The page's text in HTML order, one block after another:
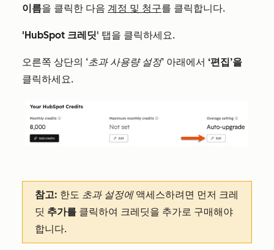
이름을 클릭한 다음 계정 및 청구를 클릭합니다.
'HubSpot 크레딧' 탭을 클릭하세요.
오른쪽 상단의 ‘초과 사용량 설정’ 아래에서 ‘편집’을
클릭하세요.
참고: 한도 초과 설정에액세스하려면 먼저 크레
딧 추가를 클릭하여 크레딧을 추가로 구매해야
합니다.